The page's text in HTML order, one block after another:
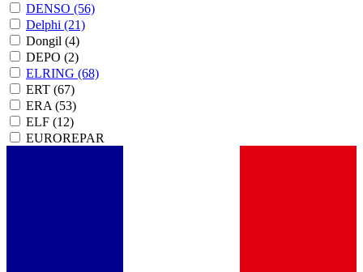
DENSO (56)
Delphi (21)
Dongil (4)
DEPO (2)
ELRING (68)
ERT (67)
ERA (53)
ELF (12)
EUROREPAR